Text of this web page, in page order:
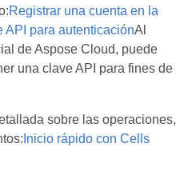
Registrar una cuenta en la
API para autenticaciónAl
de Aspose Cloud, puede
una clave API para fines de
sobre las operaciones,
Inicio rápido con Cells